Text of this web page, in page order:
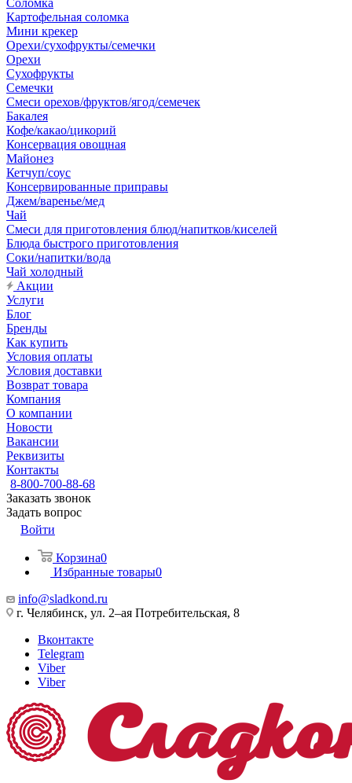
Соломка
Картофельная соломка
Мини крекер
Орехи/сухофрукты/семечки
Орехи
Сухофрукты
Семечки
Смеси орехов/фруктов/ягод/семечек
Бакалея
Кофе/какао/цикорий
Консервация овощная
Майонез
Кетчуп/соус
Консервированные приправы
Джем/варенье/мед
Чай
Смеси для приготовления блюд/напитков/киселей
Блюда быстрого приготовления
Соки/напитки/вода
Чай холодный
Акции
Услуги
Блог
Бренды
Как купить
Условия оплаты
Условия доставки
Возврат товара
Компания
О компании
Новости
Вакансии
Реквизиты
Контакты
8-800-700-88-68
Заказать звонок
Задать вопрос
Войти
Корзина0
Избранные товары0
info@sladkond.ru
г. Челябинск, ул. 2–ая Потребительская, 8
Вконтакте
Telegram
Viber
Viber